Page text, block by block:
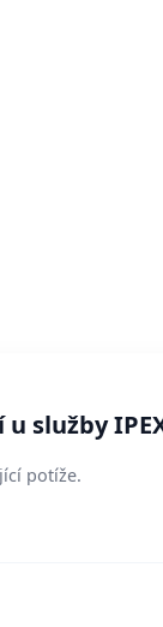
služby
potíže.